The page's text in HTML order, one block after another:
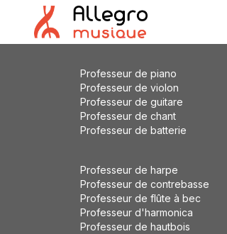
Professeur de piano
Professeur de violon
Professeur de guitare
Professeur de chant
Professeur de batterie
Professeur de harpe
Professeur de contrebasse
Professeur de flûte à bec
Professeur d'harmonica
Professeur de hautbois